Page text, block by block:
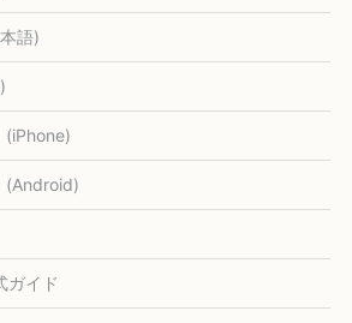
語)
(Android)
ガイド